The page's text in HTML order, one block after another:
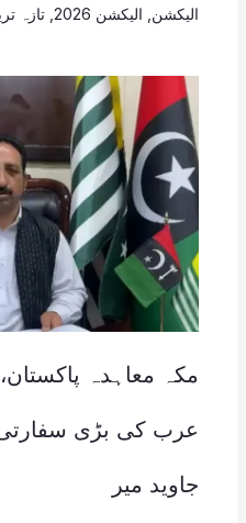
الیکشن الیکشن 2026 , تازہ
مکہ معاہدہ
عرب کی بڑی
جاوید میر